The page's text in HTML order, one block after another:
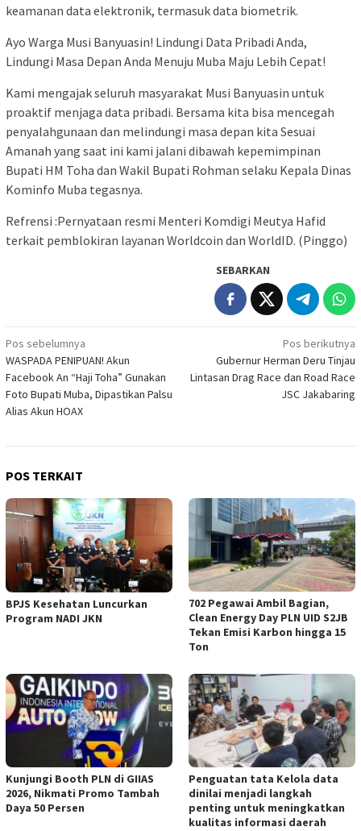
keamanan data elektronik, termasuk data biometrik.
Ayo Warga Musi Banyuasin! Lindungi Data Pribadi Anda,
Lindungi Masa Depan Anda Menuju Muba Maju Lebih Cepat!
Kami mengajak seluruh masyarakat Musi Banyuasin untuk
proaktif menjaga data pribadi. Bersama kita bisa mencegah
penyalahgunaan dan melindungi masa depan kita Sesuai
Amanah yang saat ini kami jalani dibawah kepemimpinan
Bupati HM Toha dan Wakil Bupati Rohman selaku Kepala Dinas
Kominfo Muba tegasnya.
Refrensi :Pernyataan resmi Menteri Komdigi Meutya Hafid
terkait pemblokiran layanan Worldcoin dan WorldID. (Pinggo)
SEBARKAN
Navigasi
pos
Pos sebelumnya
WASPADA PENIPUAN! Akun
Facebook An “Haji Toha” Gunakan
Foto Bupati Muba, Dipastikan Palsu
Alias Akun HOAX
Pos berikutnya
Gubernur Herman Deru Tinjau
Lintasan Drag Race dan Road Race
JSC Jakabaring
POS TERKAIT
BPJS Kesehatan Luncurkan
Program NADI JKN
702 Pegawai Ambil Bagian,
Clean Energy Day PLN UID S2JB
Tekan Emisi Karbon hingga 15
Ton
Kunjungi Booth PLN di GIIAS
2026, Nikmati Promo Tambah
Daya 50 Persen
Penguatan tata Kelola data
dinilai menjadi langkah
penting untuk meningkatkan
kualitas informasi daerah